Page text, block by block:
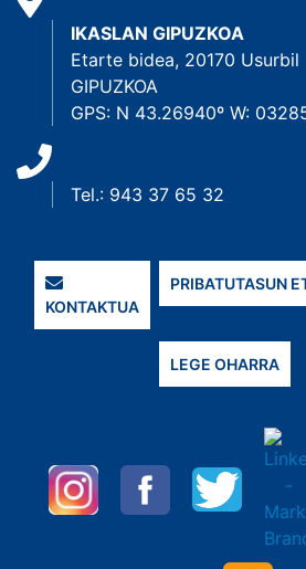
IKASLAN GIPUZKOA
Etarte bidea, 20170 Usurbil
GIPUZKOA
GPS: N 43.26940º W:
Tel.: 943 37 65 32
KONTAKTUA
PRIBATUTASUN
LEGE OHARRA